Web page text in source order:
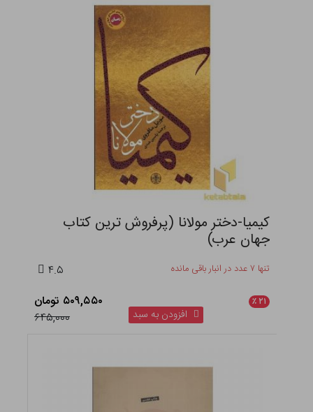
کیمیا-دختر مولانا (پرفروش ترین کتاب
جهان عرب)
تنها ۷ عدد در انبار باقی مانده ۴.۵
۲۱ ٪
۵۰۹,۵۵۰ تومان
۶۴۵,۰۰۰
افزودن به سبد